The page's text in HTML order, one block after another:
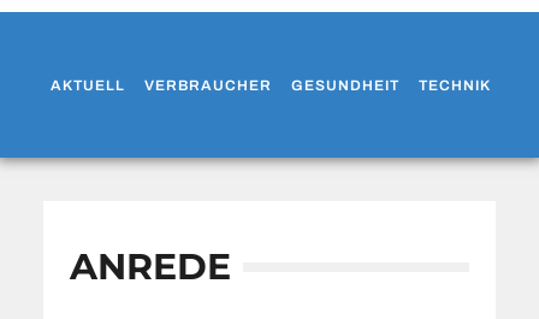
AKTUELL VERBRAUCHER GESUNDHEIT TECHNIK
ANREDE